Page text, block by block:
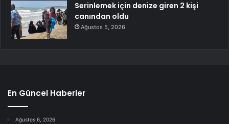
Serinlemek için denize giren 2 kişi
canından oldu
Ağustos 5, 2026
En Güncel Haberler
Ağustos 6, 2026